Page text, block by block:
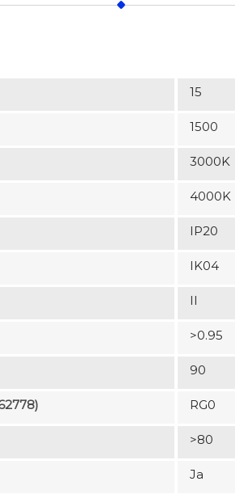
15
1500
3000K
4000K
IP20
IK04
II
>0.95
90
RG0
>80
Ja